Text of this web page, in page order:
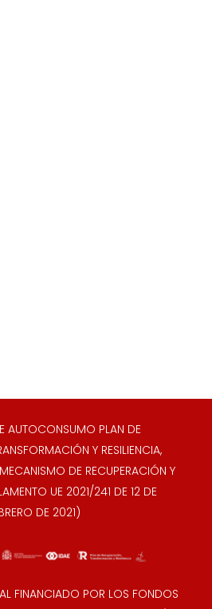
AUTOCONSUMO PLAN DE
Y RESILIENCIA,
DE RECUPERACIÓN Y
UE 2021/241 DE 12 DE
DE 2021)
FINANCIADO POR LOS FONDOS